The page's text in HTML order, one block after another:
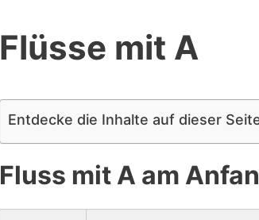
Flüsse mit A
Entdecke die Inhalte auf dieser
Fluss mit A am